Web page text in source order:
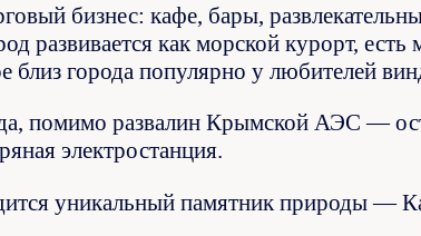
бизнес: кафе, бары,
развивается как морской курорт,
близ города популярно у любителей
помимо развалин Крымской АЭС —
электростанция.
уникальный памятник природы —